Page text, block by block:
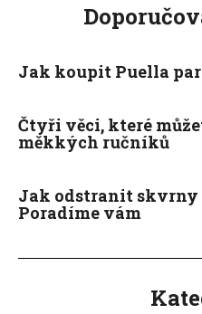
Jak koupit Puella
Čtyři věci, které
měkkých ručníků
Jak odstranit skvrny
Poradíme vám